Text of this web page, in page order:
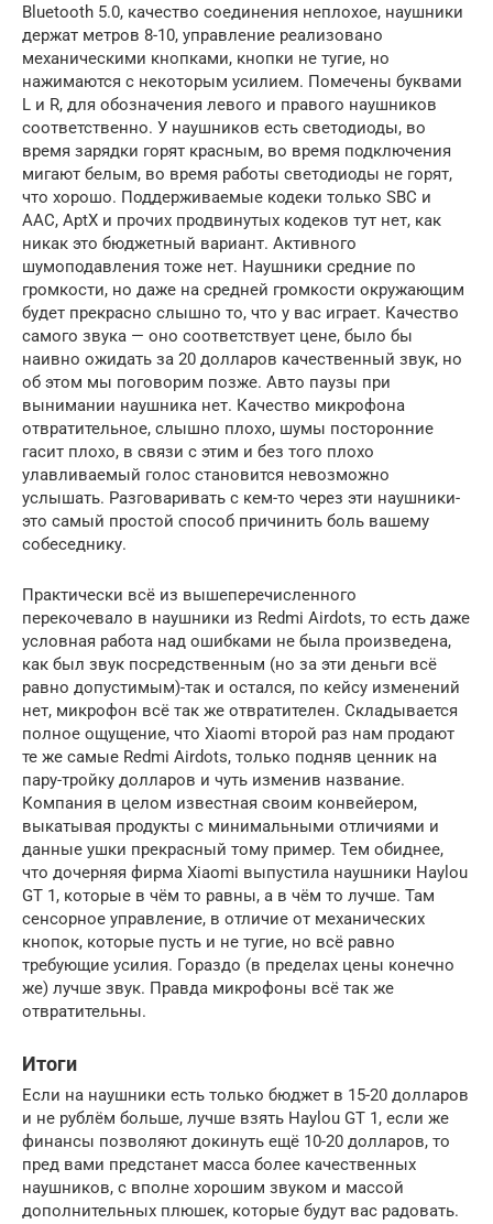
Bluetooth 5.0, качество соединения неплохое, наушники
держат метров 8-10, управление реализовано
механическими кнопками, кнопки не тугие, но
нажимаются с некоторым усилием. Помечены буквами
L и R, для обозначения левого и правого наушников
соответственно. У наушников есть светодиоды, во
время зарядки горят красным, во время подключения
мигают белым, во время работы светодиоды не горят,
что хорошо. Поддерживаемые кодеки только SBC и
AAC, AptX и прочих продвинутых кодеков тут нет, как
никак это бюджетный вариант. Активного
шумоподавления тоже нет. Наушники средние по
громкости, но даже на средней громкости окружающим
будет прекрасно слышно то, что у вас играет. Качество
самого звука — оно соответствует цене, было бы
наивно ожидать за 20 долларов качественный звук, но
об этом мы поговорим позже. Авто паузы при
вынимании наушника нет. Качество микрофона
отвратительное, слышно плохо, шумы посторонние
гасит плохо, в связи с этим и без того плохо
улавливаемый голос становится невозможно
услышать. Разговаривать с кем-то через эти наушники-
это самый простой способ причинить боль вашему
собеседнику.
Практически всё из вышеперечисленного
перекочевало в наушники из Redmi Airdots, то есть даже
условная работа над ошибками не была произведена,
как был звук посредственным (но за эти деньги всё
равно допустимым)-так и остался, по кейсу изменений
нет, микрофон всё так же отвратителен. Складывается
полное ощущение, что Xiaomi второй раз нам продают
те же самые Redmi Airdots, только подняв ценник на
пару-тройку долларов и чуть изменив название.
Компания в целом известная своим конвейером,
выкатывая продукты с минимальными отличиями и
данные ушки прекрасный тому пример. Тем обиднее,
что дочерняя фирма Xiaomi выпустила наушники Haylou
GT 1, которые в чём то равны, а в чём то лучше. Там
сенсорное управление, в отличие от механических
кнопок, которые пусть и не тугие, но всё равно
требующие усилия. Гораздо (в пределах цены конечно
же) лучше звук. Правда микрофоны всё так же
отвратительны.
Итоги
Если на наушники есть только бюджет в 15-20 долларов
и не рублём больше, лучше взять Haylou GT 1, если же
финансы позволяют докинуть ещё 10-20 долларов, то
пред вами предстанет масса более качественных
наушников, с вполне хорошим звуком и массой
дополнительных плюшек, которые будут вас радовать.